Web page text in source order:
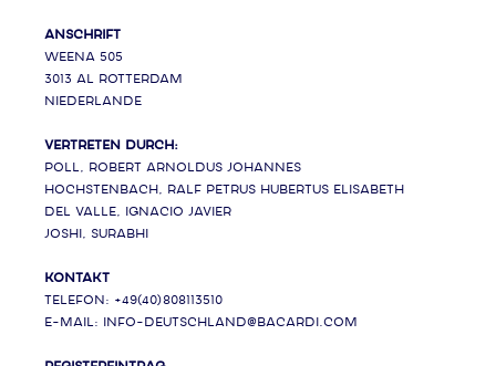
Anschrift
Weena 505
3013 AL ROTTERDAM
NIEDERLANDE
Vertreten durch:
Poll, Robert Arnoldus Johannes
Hochstenbach, Ralf Petrus Hubertus Elisabeth
Del Valle, Ignacio Javier
Joshi, Surabhi
Kontakt
Telefon: +49(40)808113510
E-Mail: info-deutschland@bacardi.com